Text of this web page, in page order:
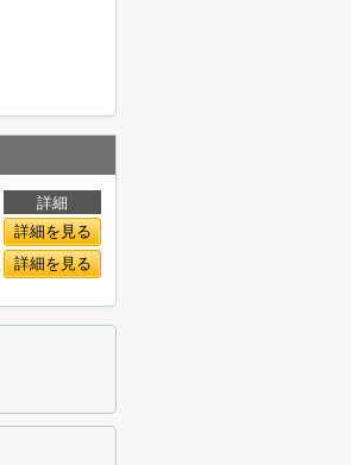
詳細
詳細を見る
詳細を見る